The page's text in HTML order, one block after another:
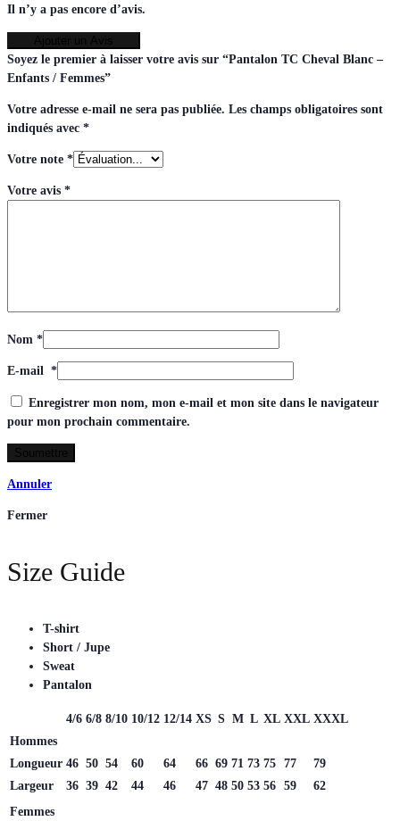
Il n’y a pas encore d’avis.
Soyez le premier à laisser votre avis sur “Pantalon TC Cheval Blanc –
Enfants / Femmes”
Votre adresse e-mail ne sera pas publiée. Les champs obligatoires sont
indiqués avec *
Votre note *
Votre avis *
Nom *
E-mail *
Enregistrer mon nom, mon e-mail et mon site dans le navigateur
pour mon prochain commentaire.
Annuler
Fermer
Size Guide
T-shirt
Short / Jupe
Sweat
Pantalon
4/6 6/8 8/10 10/12 12/14 XS S M L XL XXL XXXL
Hommes
Longueur 46 50 54 60 64 66 69 71 73 75 77
79
Largeur
36 39 42 44 46 47 48 50 53 56 59
62
Femmes